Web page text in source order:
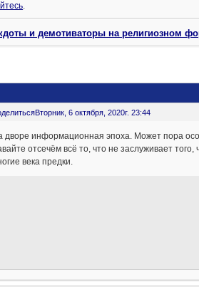
.
и демотиваторы на религиозном
Вторник, 6 октября, 2020г. 23:44
дворе информационная эпоха. Может пора
отсечём всё то, что не заслуживает
века предки.